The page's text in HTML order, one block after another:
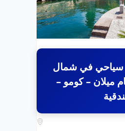
سياحي في شمال
9 أيام ميلان – كومو –